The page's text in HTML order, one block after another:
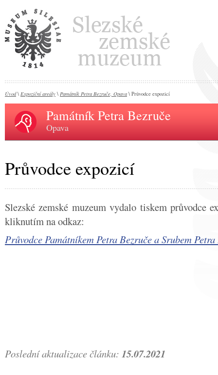
Úvod\ Expoziční areály \ Památník Petra Bezruče, Opava \ Průvodce expozicí
Památník Petra Bezruče
Opava
Průvodce expozicí
Slezské zemské muzeum vydalo tiskem průvodce
kliknutím na odkaz:
Průvodce Památníkem Petra Bezruče a Srubem
Poslední aktualizace článku: 15.07.2021